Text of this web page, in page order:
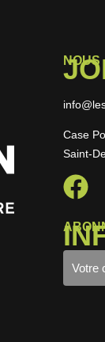
NOUS
Case
Saint-